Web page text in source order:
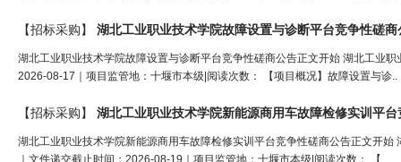
【招标采购】 湖北工业职业技术学院故障设置与诊断平台竞争性磋商
湖北工业职业技术学院故障设置与诊断平台竞争性磋商公告正文开始 湖北工业
2026-08-17｜项目监管地：十堰市本级|阅读次数： 【项目概况】故障设置与诊..
【招标采购】 湖北工业职业技术学院新能源商用车故障检修实训平
湖北工业职业技术学院新能源商用车故障检修实训平台竞争性磋商公告正文开
｜文件递交截止时间：2026-08-19｜项目监管地：十堰市本级|阅读次数： 【..